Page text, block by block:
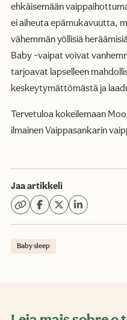
ehkäisemään
ei aiheuta epämukavuutta,
vähemmän yöllisiä
Baby -vaipat voivat
tarjoavat lapselleen
keskeytymättömästä ja
Tervetuloa kokeilemaan
ilmainen Vaippasankarin
Jaa artikkeli
Baby sleep